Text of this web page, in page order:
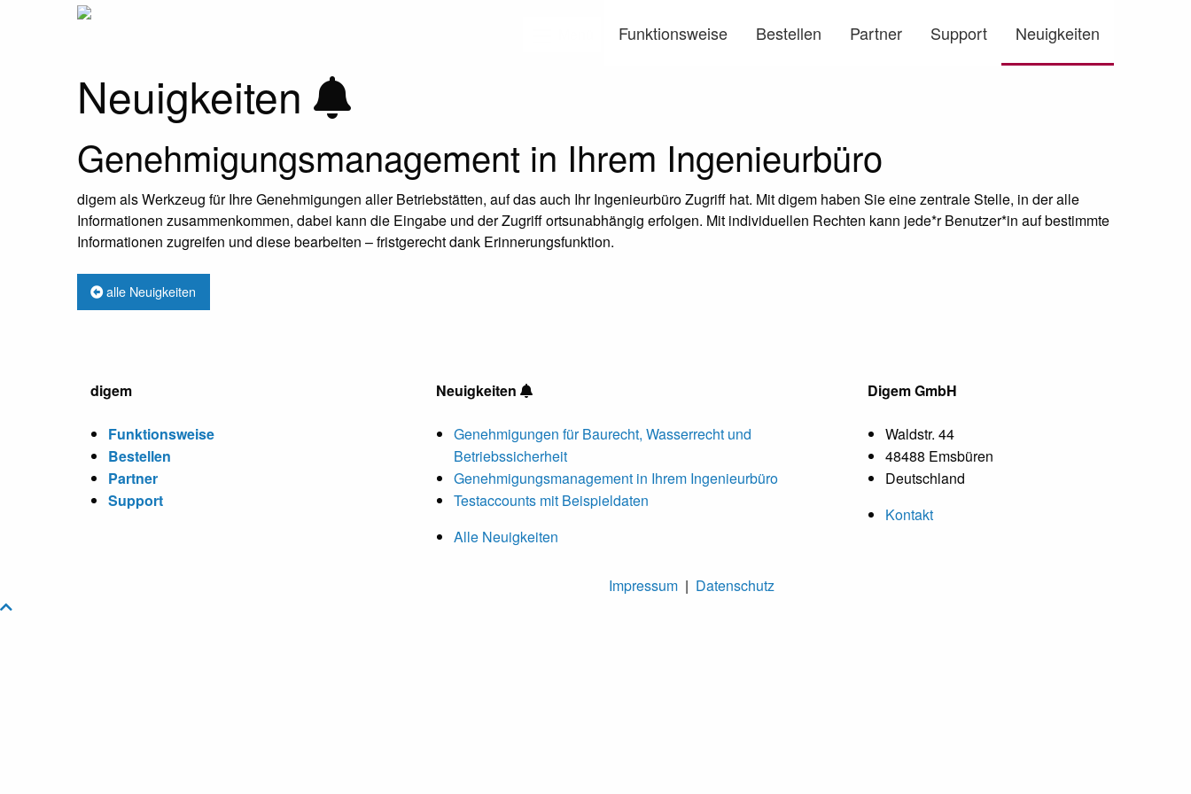
Funktionsweise Bestellen Partner Support Neuigkeiten
Neuigkeiten
Genehmigungsmanagement in Ihrem Ingenieurbüro
digem als Werkzeug für Ihre Genehmigungen aller Betriebstätten, auf das auch Ihr Ingenieurbüro Zugriff hat. Mit digem haben Sie eine zentrale Stelle, in der alle
Informationen zusammenkommen, dabei kann die Eingabe und der Zugriff ortsunabhängig erfolgen. Mit individuellen Rechten kann jede*r Benutzer*in auf bestimmte
Informationen zugreifen und diese bearbeiten – fristgerecht dank Erinnerungsfunktion.
alle Neuigkeiten
digem
Funktionsweise
Bestellen
Partner
Support
Neuigkeiten
Genehmigungen für Baurecht, Wasserrecht und
Betriebssicherheit
Genehmigungsmanagement in Ihrem Ingenieurbüro
Testaccounts mit Beispieldaten
Alle Neuigkeiten
Digem GmbH
Waldstr. 44
48488 Emsbüren
Deutschland
Kontakt
Impressum | Datenschutz